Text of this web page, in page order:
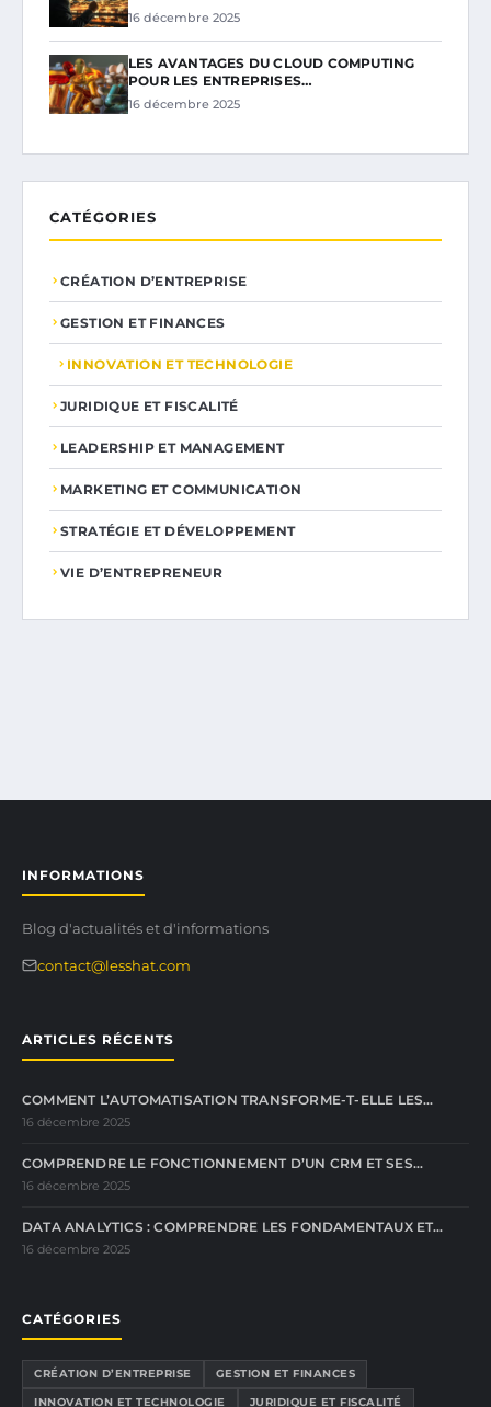
16 décembre 2025
LES AVANTAGES DU CLOUD COMPUTING
POUR LES ENTREPRISES…
16 décembre 2025
CATÉGORIES
CRÉATION D’ENTREPRISE
GESTION ET FINANCES
INNOVATION ET TECHNOLOGIE
JURIDIQUE ET FISCALITÉ
LEADERSHIP ET MANAGEMENT
MARKETING ET COMMUNICATION
STRATÉGIE ET DÉVELOPPEMENT
VIE D’ENTREPRENEUR
INFORMATIONS
Blog d'actualités et d'informations
contact@lesshat.com
ARTICLES RÉCENTS
COMMENT L’AUTOMATISATION TRANSFORME-T-ELLE LES…
16 décembre 2025
COMPRENDRE LE FONCTIONNEMENT D’UN CRM ET SES…
16 décembre 2025
DATA ANALYTICS : COMPRENDRE LES FONDAMENTAUX ET…
16 décembre 2025
CATÉGORIES
CRÉATION D’ENTREPRISE
GESTION ET FINANCES
INNOVATION ET TECHNOLOGIE
JURIDIQUE ET FISCALITÉ